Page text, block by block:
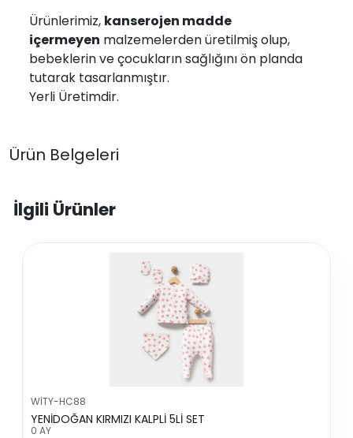
Ürünlerimiz, kanserojen madde
içermeyen malzemelerden üretilmiş olup,
bebeklerin ve çocukların sağlığını ön planda
tutarak tasarlanmıştır.
Yerli Üretimdir.
Ürün Belgeleri
İlgili Ürünler
WİTY-HC88
YENİDOĞAN KIRMIZI KALPLİ 5Lİ SET
0 AY